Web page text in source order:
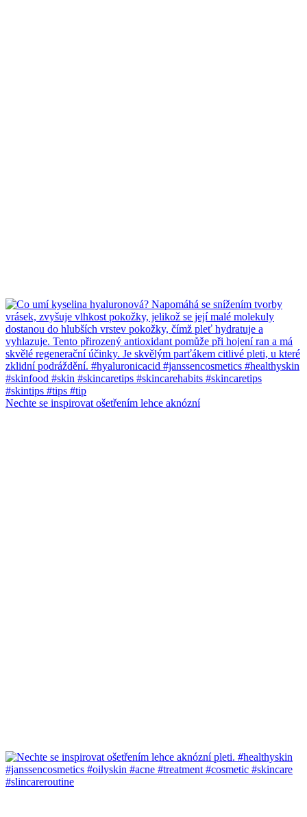
Nechte se inspirovat ošetřením lehce aknózní